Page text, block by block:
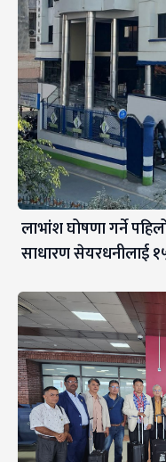
लाभांश घोषणा गर्ने
साधारण सेयरधनीलाई